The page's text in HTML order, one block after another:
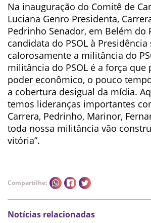
Na inauguração do Comitê de
Luciana Genro Presidenta,
Pedrinho Senador, em Belém do
candidata do PSOL à Presidência
calorosamente a militância do
militância do PSOL é a força que
poder econômico, o pouco
a cobertura desigual da mídia.
temos lideranças importantes
Carrera, Pedrinho, Marinor,
toda nossa militância vão
vitória”.
Compartilhe:
Notícias relacionadas